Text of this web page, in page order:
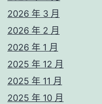
2026 年 3 月
2026 年 2 月
2026 年 1 月
2025 年 12 月
2025 年 11 月
2025 年 10 月